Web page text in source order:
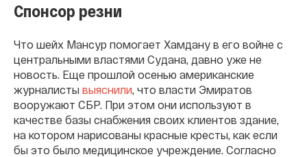
Спонсор резни
Что шейх Мансур помогает Хамдану в его войне с
центральными властями Судана, давно уже не
новость. Еще прошлой осенью американские
журналисты выяснили, что власти Эмиратов
вооружают СБР. При этом они используют в
качестве базы снабжения своих клиентов здание,
на котором нарисованы красные кресты, как если
бы это было медицинское учреждение. Согласно